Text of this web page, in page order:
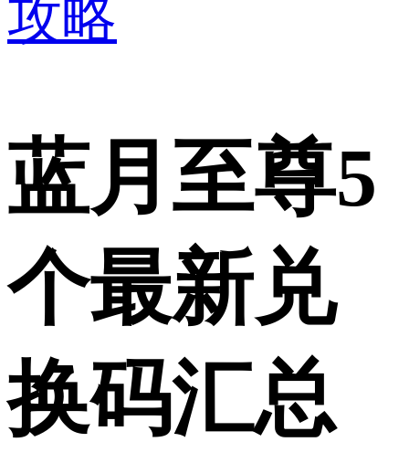
攻略
蓝月至尊5
个最新兑
换码汇总